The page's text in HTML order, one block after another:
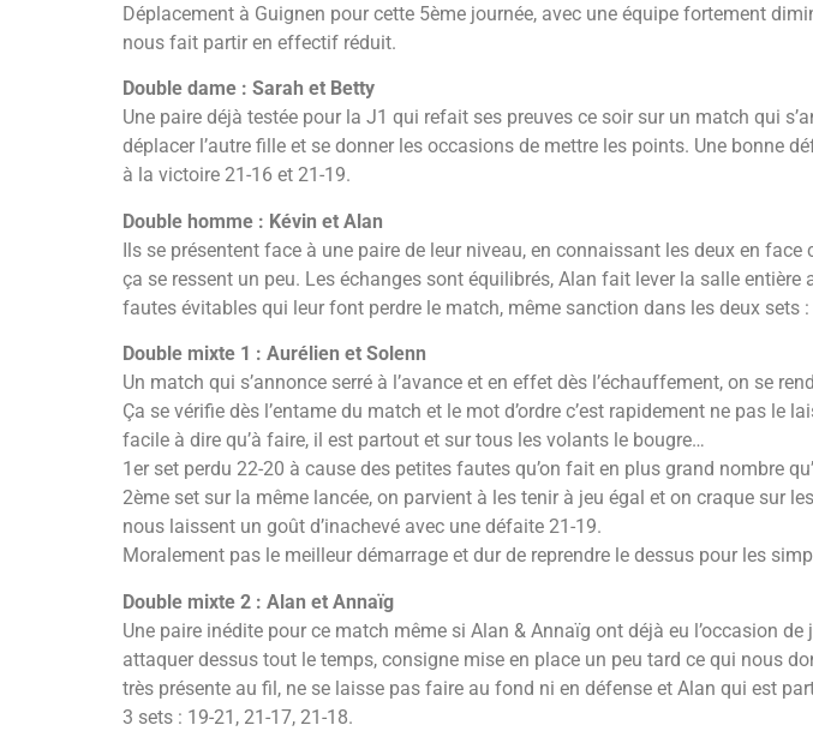
Déplacement à Guignen pour cette 5ème journée, avec une équipe fortement
nous fait partir en effectif réduit.
Double dame : Sarah et Betty
Une paire déjà testée pour la J1 qui refait ses preuves ce soir sur un match qui
déplacer l’autre fille et se donner les occasions de mettre les points. Une bonne
à la victoire 21-16 et 21-19.
Double homme : Kévin et Alan
Ils se présentent face à une paire de leur niveau, en connaissant les deux en
ça se ressent un peu. Les échanges sont équilibrés, Alan fait lever la salle
fautes évitables qui leur font perdre le match, même sanction dans les deux sets :
Double mixte 1 : Aurélien et Solenn
Un match qui s’annonce serré à l’avance et en effet dès l’échauffement, on se
Ça se vérifie dès l’entame du match et le mot d’ordre c’est rapidement ne pas
facile à dire qu’à faire, il est partout et sur tous les volants le bougre…
1er set perdu 22-20 à cause des petites fautes qu’on fait en plus grand nombre
2ème set sur la même lancée, on parvient à les tenir à jeu égal et on craque sur
nous laissent un goût d’inachevé avec une défaite 21-19.
Moralement pas le meilleur démarrage et dur de reprendre le dessus pour les
Double mixte 2 : Alan et Annaïg
Une paire inédite pour ce match même si Alan & Annaïg ont déjà eu l’occasion
attaquer dessus tout le temps, consigne mise en place un peu tard ce qui nous
très présente au fil, ne se laisse pas faire au fond ni en défense et Alan qui est
3 sets : 19-21, 21-17, 21-18.